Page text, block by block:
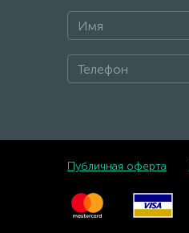
Публичная оферта